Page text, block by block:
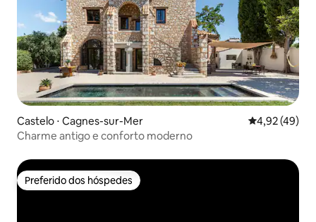
Castelo ⋅ Cagnes-sur-Mer 4,92 de uma
4,92 (49)
Charme antigo e conforto moderno
Preferido dos hóspedes
Preferido dos hóspedes